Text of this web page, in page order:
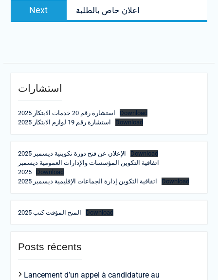
Next
Next
post:
اعلان حاص بالطلبة
استشارات
استشارة رقم 20 خدمات الابتكار 2025
Download
استشارة رقم 19 لوازم الابتكار 2025
Download
الإعلان عن فتح دورة تكوينية ديسمبر 2025
Download
اتفاقية التكوين المؤسسات والإدارات العمومية ديسمبر
2025
Download
اتفاقية التكوين إدارة الجماعات الإقليمية ديسمبر 2025
Download
المنح المؤقت كتب 2025 Download
Posts récents
Lancement d’un appel à candidature au